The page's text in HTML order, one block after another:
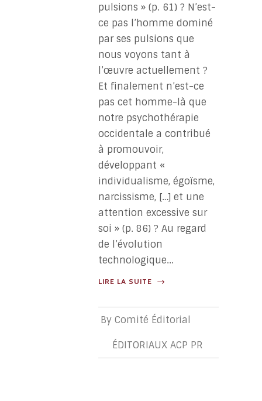
pulsions » (p. 61) ? N’est-
ce pas l’homme dominé
par ses pulsions que
nous voyons tant à
l’œuvre actuellement ?
Et finalement n’est-ce
pas cet homme-là que
notre psychothérapie
occidentale a contribué
à promouvoir,
développant «
individualisme, égoïsme,
narcissisme, […] et une
attention excessive sur
soi » (p. 86) ? Au regard
de l’évolution
technologique...
LIRE LA SUITE
By Comité Éditorial
ÉDITORIAUX ACP PR